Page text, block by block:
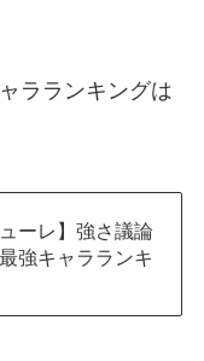
ラランキングは
ーレ】強さ議論
強キャラランキ